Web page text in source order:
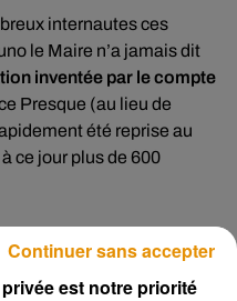
internautes ces
le Maire n’a jamais dit
inventée par le compte
Presque (au lieu de
été reprise au
ce jour plus de 600
»à la
en baissant le
est notre priorité
Continuer sans accepter